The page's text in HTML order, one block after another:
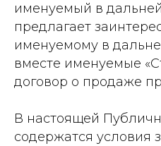
именуемый в
предлагает
именуемому в
вместе именуемые
договор о продаже
В настоящей
содержатся условия